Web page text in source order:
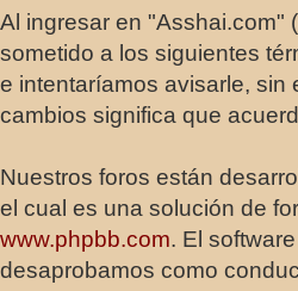
Al ingresar en "Asshai.com"
sometido a los siguientes
e intentaríamos avisarle, sin
cambios significa que
Nuestros foros están
el cual es una solución de
www.phpbb.com. El
desaprobamos como